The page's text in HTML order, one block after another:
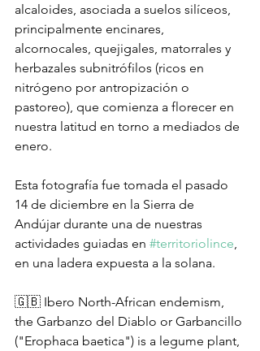
alcaloides, asociada a suelos silíceos,
principalmente encinares,
alcornocales, quejigales, matorrales y
herbazales subnitrófilos (ricos en
nitrógeno por antropización o
pastoreo), que comienza a florecer en
nuestra latitud en torno a mediados de
enero.
Esta fotografía fue tomada el pasado
14 de diciembre en la Sierra de
Andújar durante una de nuestras
actividades guiadas en #territoriolince
en una ladera expuesta a la solana.
🇬🇧 Ibero North-African endemism,
the Garbanzo del Diablo or Garbancillo
("Erophaca baetica") is a legume plant,